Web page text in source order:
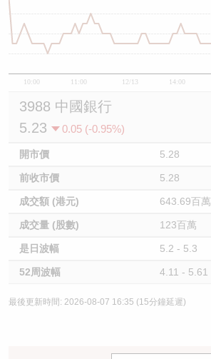
10:00 11:00 12/13 14:00
3988 中國銀行
5.23
0.05 (-0.95%)
開市價 5.28
前收市價 5.28
成交額 (港元) 643.69百萬
成交量 (股數) 123百萬
是日波幅 5.2 - 5.3
52周波幅 4.11 - 5.61
最後更新時間: 2026-08-07 16:35 (15分鐘延遲)